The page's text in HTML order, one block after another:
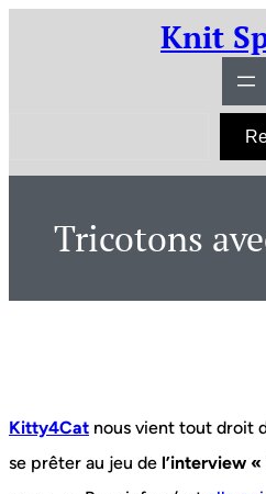
Knit
h
Tricotons
Kitty4Cat nous vient tout droit
se prêter au jeu de l’interview